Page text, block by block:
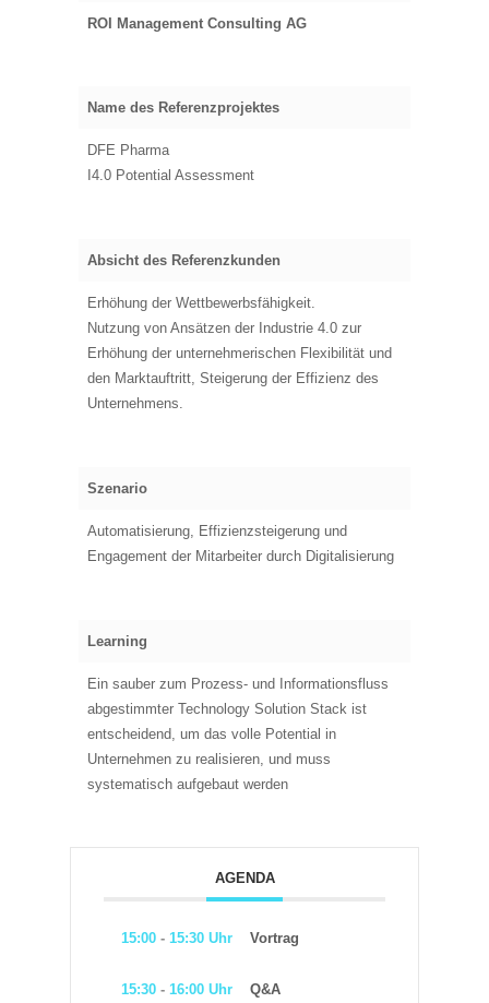
ROI Management Consulting AG
Name des Referenzprojektes
DFE Pharma
I4.0 Potential Assessment
Absicht des Referenzkunden
Erhöhung der Wettbewerbsfähigkeit.
Nutzung von Ansätzen der Industrie 4.0 zur
Erhöhung der unternehmerischen Flexibilität und
den Marktauftritt, Steigerung der Effizienz des
Unternehmens.
Szenario
Automatisierung, Effizienzsteigerung und
Engagement der Mitarbeiter durch Digitalisierung
Learning
Ein sauber zum Prozess- und Informationsfluss
abgestimmter Technology Solution Stack ist
entscheidend, um das volle Potential in
Unternehmen zu realisieren, und muss
systematisch aufgebaut werden
AGENDA
15:00 - 15:30 Uhr Vortrag
15:30 - 16:00 Uhr Q&A